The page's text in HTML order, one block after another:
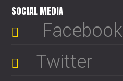
SOCIAL MEDIA
Facebook
Twitter